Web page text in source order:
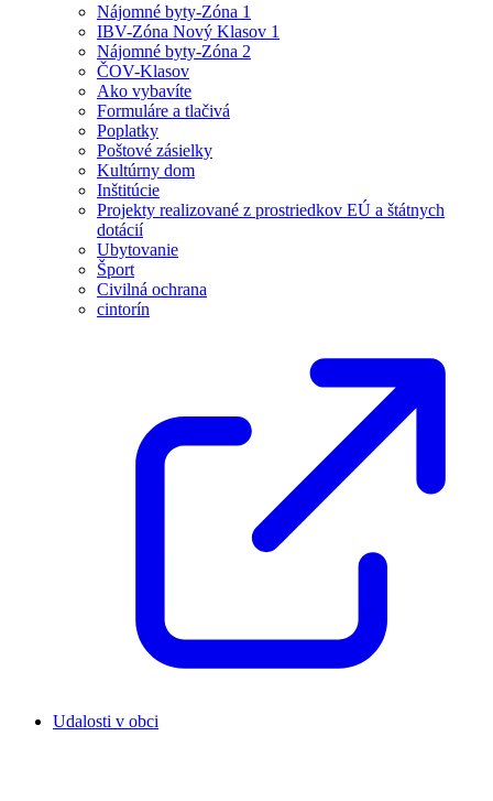
Nájomné byty-Zóna 1
IBV-Zóna Nový Klasov 1
Nájomné byty-Zóna 2
ČOV-Klasov
Ako vybavíte
Formuláre a tlačivá
Poplatky
Poštové zásielky
Kultúrny dom
Inštitúcie
Projekty realizované z prostriedkov EÚ a štátnych
dotácií
Ubytovanie
Šport
Civilná ochrana
cintorín
Udalosti v obci